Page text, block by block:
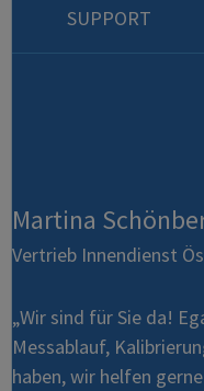
SUPPORT
Martina
Vertrieb Innendienst
„Wir sind für Sie da!
Messablauf,
haben, wir helfen